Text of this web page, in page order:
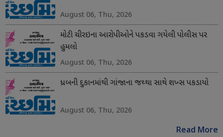
August 06, Thu, 2026
મોટી ચીરઇના આરોપીઓને પકડવા ગયેલી પોલીસ પર
હુમલો
August 06, Thu, 2026
ધ્રબની દુકાનમાંથી ગાંજાના જથ્થા સાથે શખ્સ પકડાયો
August 06, Thu, 2026
Read More